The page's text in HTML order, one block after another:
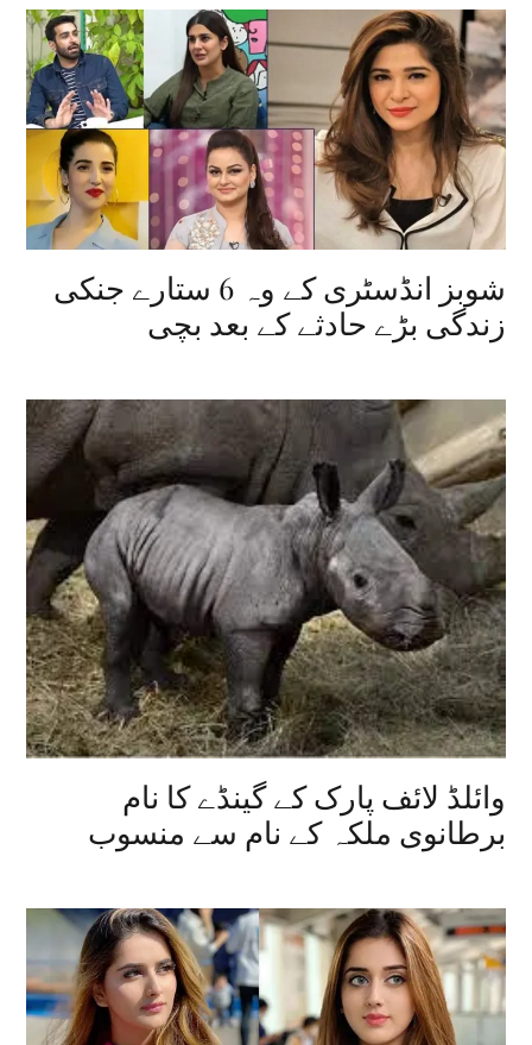
شوبز انڈسٹری کے وہ 6 ستارے جنکی
زندگی بڑے حادثے کے بعد بچی
وائلڈ لائف پارک کے گینڈے کا نام
برطانوی ملکہ کے نام سے منسوب